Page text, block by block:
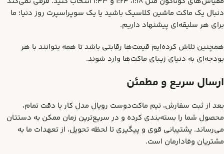
دنبال یک ماکت ماشین کلاسیک باشید یا یک سوپراسپرت روز دنیا؛ ما
برای هر سلیقه‌ای پیشنهاد داریم.
همچنین تلاش کرده‌ایم قیمت‌ها رقابتی باشد تا همه بتوانند با هر
بودجه‌ای به دنیای زیبای ماکت‌ها وارد شوند.
ارسال سریع و مطمئن
بعد از ثبت سفارش، تیم ماکت‌دوست رویال مدل کار با دقت تمام،
محصول شما را بسته‌بندی کرده و در سریع‌ترین زمان ممکن به دستتان
می‌رساند. پشتیبانی قوی و پیگیری تا لحظه تحویل، از تعهدات ما به
مشتریان وفادارمان است.